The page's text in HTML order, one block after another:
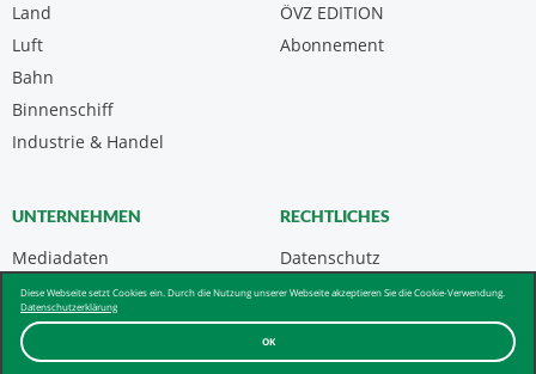
OK
Diese Webseite setzt Cookies ein. Durch die Nutzung unserer Webseite akzeptieren Sie die Cookie-Verwendung.
Datenschutzerklärung
Land
Luft
Bahn
Binnenschiff
Industrie & Handel
Abonnement
ÖVZ EDITION
UNTERNEHMEN
Mediadaten
Kontakt
Über uns & AGB
RECHTLICHES
Datenschutz
Impressum